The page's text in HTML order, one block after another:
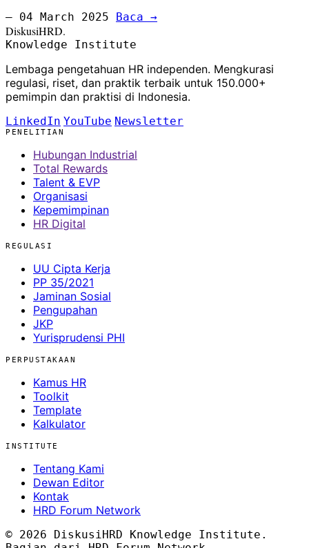
— 04 March 2025 Baca →
DiskusiHRD.
Knowledge Institute
Lembaga pengetahuan HR independen. Mengkurasi
regulasi, riset, dan praktik terbaik untuk 150.000+
pemimpin dan praktisi di Indonesia.
LinkedIn YouTube Newsletter
PENELITIAN
Hubungan Industrial
Total Rewards
Talent & EVP
Organisasi
Kepemimpinan
HR Digital
REGULASI
UU Cipta Kerja
PP 35/2021
Jaminan Sosial
Pengupahan
JKP
Yurisprudensi PHI
PERPUSTAKAAN
Kamus HR
Toolkit
Template
Kalkulator
INSTITUTE
Tentang Kami
Dewan Editor
Kontak
HRD Forum Network
© 2026 DiskusiHRD Knowledge Institute.